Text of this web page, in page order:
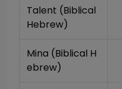
Talent (Biblical
Hebrew)
Mina (Biblical H
ebrew)